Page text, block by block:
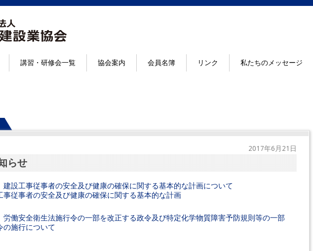
講習・研修会一覧 協会案内 会員名簿 リンク 私たちのメッセージ
2017年6月21日
らせ
建設工事従事者の安全及び健康の確保に関する基本的な計画について
事従事者の安全及び健康の確保に関する基本的な計画
労働安全衛生法施行令の一部を改正する政令及び特定化学物質障害予防規則等の一部
の施行について